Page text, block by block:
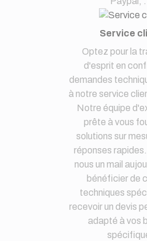
Service
Optez pour la
d'esprit en
demandes
à notre service
Notre équipe
prête à vous
solutions sur
réponses
nous un mail
bénéficier de
techniques
recevoir un devis
adapté à vos